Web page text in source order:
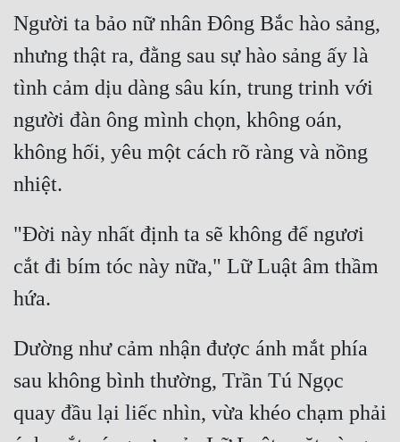
Trọng Sinh
Tu Chân
Tu Tiên
Tội Phạm
Võng Du
Xuyên Không
Xuyên Sách
Xuyên Thư
Điền Văn
Người ta bảo nữ nhân Đông Bắc hào sảng,
nhưng thật ra, đằng sau sự hào sảng ấy là
tình cảm dịu dàng sâu kín, trung trinh với
người đàn ông mình chọn, không oán,
không hối, yêu một cách rõ ràng và nồng
"Đời này nhất định ta sẽ không để ngươi
cắt đi bím tóc này nữa," Lữ Luật âm thầm
Dường như cảm nhận được ánh mắt phía
sau không bình thường, Trần Tú Ngọc
quay đầu lại liếc nhìn, vừa khéo chạm phải